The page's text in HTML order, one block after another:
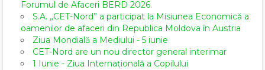
Forumul de Afaceri BERD 2026.
S.A. „CET-Nord” a participat la Misiunea Economică a
oamenilor de afaceri din Republica Moldova în Austria
Ziua Mondială a Mediului - 5 iunie
CET-Nord are un nou director general interimar
1 Iunie - Ziua Internațională a Copilului